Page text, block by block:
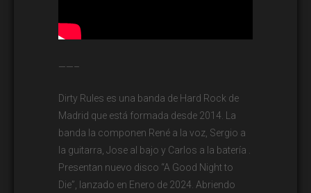
——–
Dirty Rules es una banda de Hard Rock de
Madrid que está formada desde 2014. La
banda la componen René a la voz, Sergio a
la guitarra, Jose al bajo y Carlos a la batería .
Presentan nuevo disco “A Good Night to
Die”, lanzado en Enero de 2024. Abriendo